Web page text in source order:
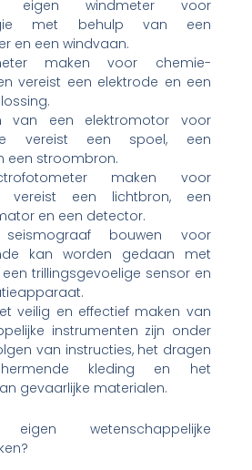
eigen windmeter voor
met behulp van een
en een windvaan.
maken voor chemie-
vereist een elektrode en een
van een elektromotor voor
vereist een spoel, een
een stroombron.
maken voor
vereist een lichtbron, een
en een detector.
bouwen voor
kan worden gedaan met
trillingsgevoelige sensor en
veilig en effectief maken van
instrumenten zijn onder
van instructies, het dragen
kleding en het
gevaarlijke materialen.
wetenschappelijke